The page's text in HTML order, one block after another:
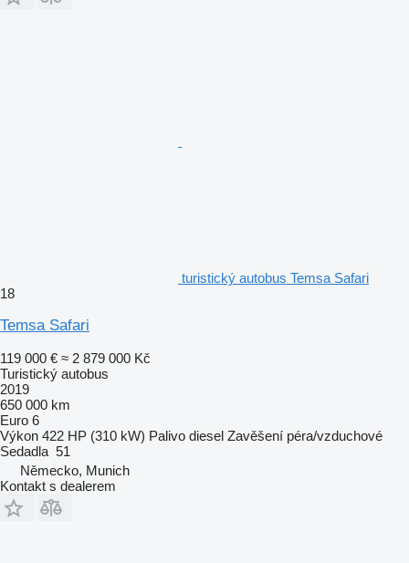
turistický autobus Temsa Safari
18
Temsa Safari
119 000 € ≈ 2 879 000 Kč
Turistický autobus
2019
650 000 km
Euro 6
Výkon 422 HP (310 kW) Palivo diesel Zavěšení péra/vzduchové
Sedadla 51
Německo, Munich
Kontakt s dealerem